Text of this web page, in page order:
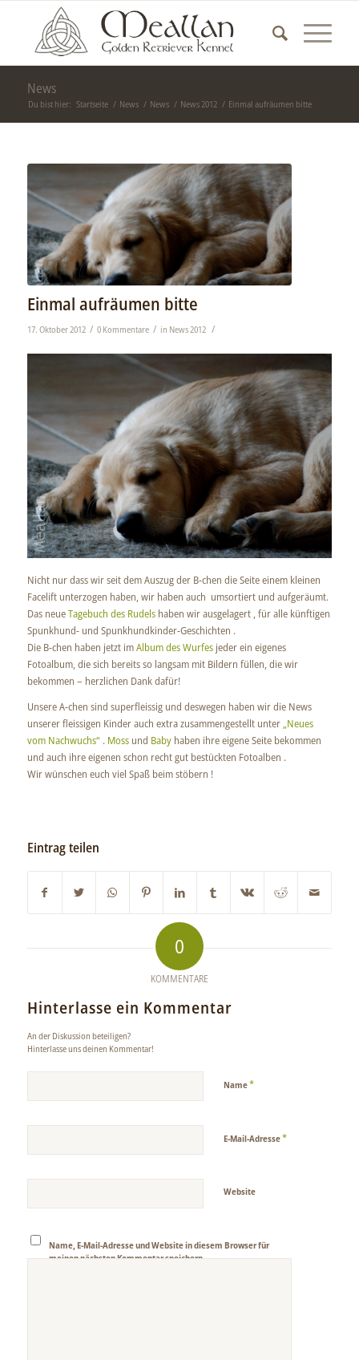
News
Du bist hier: Startseite / News / News / News 2012 / Einmal aufräumen bitte
Einmal aufräumen bitte
17. Oktober 2012 / 0 Kommentare / in News 2012 /
Nicht nur dass wir seit dem Auszug der B-chen die Seite einem kleinen
Facelift unterzogen haben, wir haben auch umsortiert und aufgeräumt.
Das neueTagebuch des Rudelshaben wir ausgelagert , für alle künftigen
Spunkhund- und Spunkhundkinder-Geschichten .
Die B-chen haben jetzt imAlbum des Wurfesjeder ein eigenes
Fotoalbum, die sich bereits so langsam mit Bildern füllen, die wir
bekommen – herzlichen Dank dafür!
Unsere A-chen sind superfleissig und deswegen haben wir die News
unserer fleissigen Kinder auch extra zusammengestellt unter„Neues
vom Nachwuchs“. Moss und Babyhaben ihre eigene Seite bekommen
und auch ihre eigenen schon recht gut bestückten Fotoalben .
Wir wünschen euch viel Spaß beim stöbern !
Eintrag teilen
0
KOMMENTARE
Hinterlasse ein Kommentar
An der Diskussion beteiligen?
Hinterlasse uns deinen Kommentar!
Name*
E-Mail-Adresse*
Website
Name, E-Mail-Adresse und Website in diesem Browser für
meinen nächsten Kommentar speichern.